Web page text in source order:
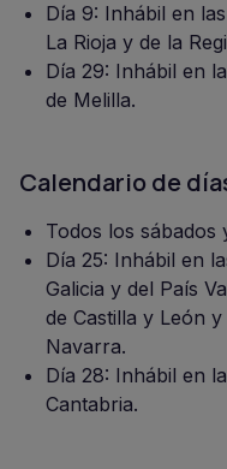
Día 9: Inhábil en
La Rioja y de la
Día 29: Inhábil en
de Melilla.
Calendario de
Todos los sábados
Día 25: Inhábil en
Galicia y del País
de Castilla y León
Navarra.
Día 28: Inhábil en
Cantabria.